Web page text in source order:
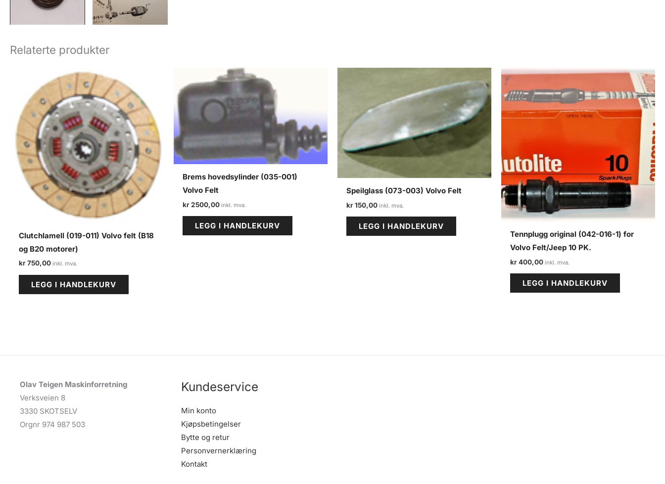
Relaterte produkter
Clutchlamell (019-011) Volvo felt (B18
og B20 motorer)
kr750,00
LEGG I HANDLEKURV
Brems hovedsylinder (035-001)
Volvo Felt
kr2500,00
LEGG I HANDLEKURV
Speilglass (073-003) Volvo Felt
kr150,00
LEGG I HANDLEKURV
Tennplugg original (042-016-1) for
Volvo Felt/Jeep 10 PK.
kr400,00
LEGG I HANDLEKURV
Olav Teigen Maskinforretning
Verksveien 8
3330 SKOTSELV
Orgnr 974 987 503
Kundeservice
Min konto
Kjøpsbetingelser
Bytte og retur
Personvernerklæring
Kontakt